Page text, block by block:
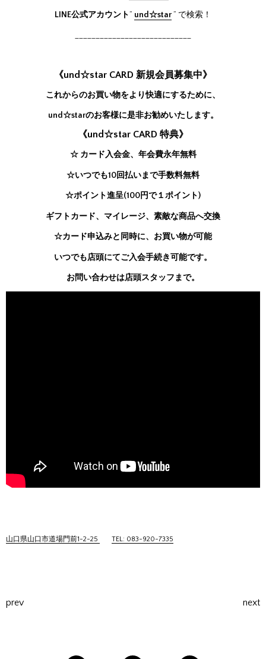
LINE公式アカウント” und☆star” で検索！
《und☆star CARD 新規会員募集中》
これからのお買い物をより快適にするために、
und☆starのお客様に是非お勧めいたします。
《und☆star CARD 特典》
☆ カード入会金、年会費永年無料
☆いつでも10回払いまで手数料無料
☆ポイント進呈(100円で１ポイント)
ギフトカード、マイレージ、素敵な商品へ交換
☆カード申込みと同時に、お買い物が可能
いつでも店頭にてご入会手続き可能です。
お問い合わせは店頭スタッフまで。
山口県山口市道場門前1-2-25 TEL: 083-920-7335
prev next